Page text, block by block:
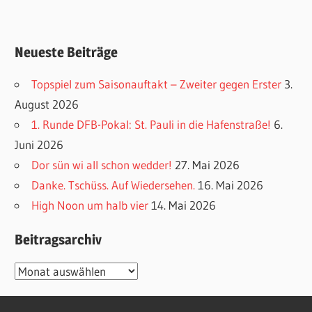
Neueste Beiträge
Topspiel zum Saisonauftakt – Zweiter gegen Erster 3.
August 2026
1. Runde DFB-Pokal: St. Pauli in die Hafenstraße! 6.
Juni 2026
Dor sün wi all schon wedder! 27. Mai 2026
Danke. Tschüss. Auf Wiedersehen. 16. Mai 2026
High Noon um halb vier 14. Mai 2026
Beitragsarchiv
Beitragsarchiv